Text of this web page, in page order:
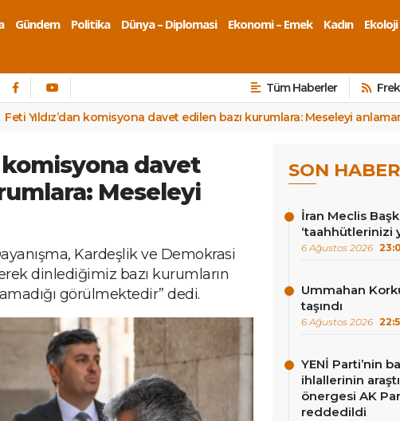
Gündem Politika Dünya – Diplomasi Ekonomi – Emek Kadın Ekoloji
Tüm Haberler
Feti Yıldız’dan komisyona davet edilen bazı kurumlara: Meseleyi
komisyona davet
Meseleyi
Kardeşlik ve Demokrasi
dinlediğimiz bazı kurumların
görülmektedir” dedi.
SON
İran Meclis
‘taahhütlerinizi
6 Ağustos 2026
Ummahan
taşındı
6 Ağustos 2026
YENİ Parti’nin
ihlallerinin
önergesi AK
reddedildi